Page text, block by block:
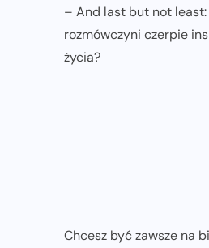
– And last but not least:
rozmówczyni czerpie
życia?
Chcesz być zawsze na